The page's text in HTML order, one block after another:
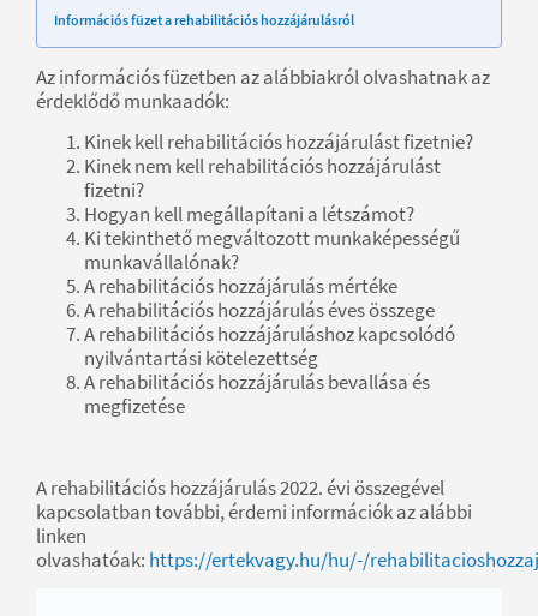
Információs füzet a rehabilitációs hozzájárulásról
Az információs füzetben az alábbiakról olvashatnak az
érdeklődő munkaadók:
Kinek kell rehabilitációs hozzájárulást fizetnie?
Kinek nem kell rehabilitációs hozzájárulást
fizetni?
Hogyan kell megállapítani a létszámot?
Ki tekinthető megváltozott munkaképességű
munkavállalónak?
A rehabilitációs hozzájárulás mértéke
A rehabilitációs hozzájárulás éves összege
A rehabilitációs hozzájáruláshoz kapcsolódó
nyilvántartási kötelezettség
A rehabilitációs hozzájárulás bevallása és
megfizetése
A rehabilitációs hozzájárulás 2022. évi összegével
kapcsolatban további, érdemi információk az alábbi
linken
olvashatóak: https://ertekvagy.hu/hu/-/